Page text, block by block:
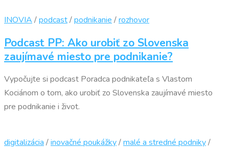
INOVIA /podcast/podnikanie /rozhovor
Podcast PP: Ako urobiť zo Slovenska
zaujímavé miesto pre podnikanie?
Vypočujte si podcast Poradca podnikateľa s Vlastom
Kociánom o tom, ako urobiť zo Slovenska zaujímavé miesto
pre podnikanie i život.
digitalizácia /inovačné poukážky/malé a stredné podniky/